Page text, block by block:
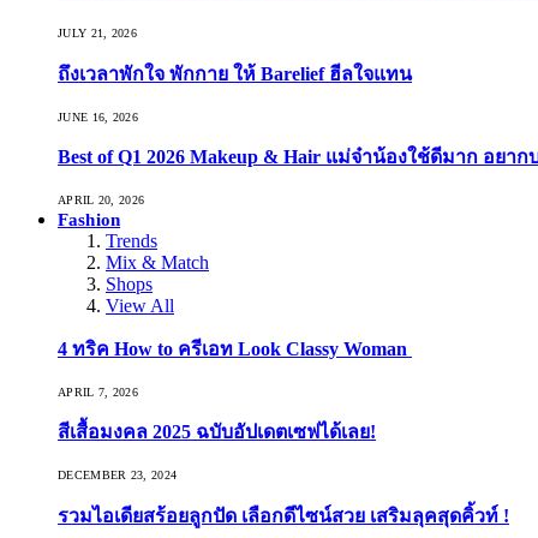
JULY 21, 2026
ถึงเวลาพักใจ พักกาย ให้ Barelief ฮีลใจแทน
JUNE 16, 2026
Best of Q1 2026 Makeup & Hair แม่จ๋าน้องใช้ดีมาก อยาก
APRIL 20, 2026
Fashion
Trends
Mix & Match
Shops
View All
4 ทริค How to ครีเอท Look Classy Woman
APRIL 7, 2026
สีเสื้อมงคล 2025 ฉบับอัปเดตเซฟได้เลย!
DECEMBER 23, 2024
รวมไอเดียสร้อยลูกปัด เลือกดีไซน์สวย เสริมลุคสุดคิ้วท์ !